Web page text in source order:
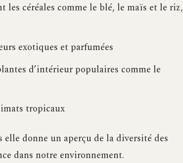
les céréales comme le blé, le maïs et le riz,
exotiques et parfumées
d’intérieur populaires comme le
tropicaux
elle donne un aperçu de la diversité des
dans notre environnement.